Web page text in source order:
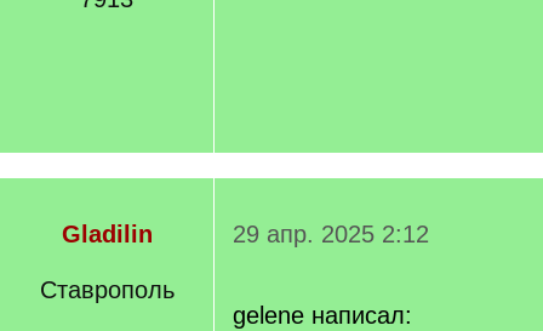
Gladilin
Ставрополь
29 апр. 2025 2:12
gelene написал: